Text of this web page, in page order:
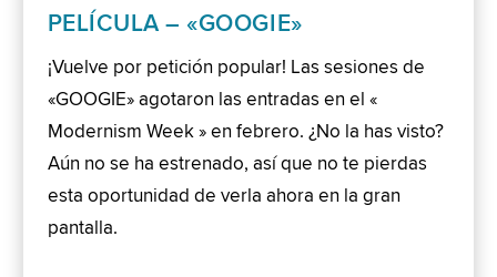
PELÍCULA – «GOOGIE»
¡Vuelve por petición popular! Las sesiones de
«GOOGIE» agotaron las entradas en el «
Modernism Week » en febrero. ¿No la has visto?
Aún no se ha estrenado, así que no te pierdas
esta oportunidad de verla ahora en la gran
pantalla.